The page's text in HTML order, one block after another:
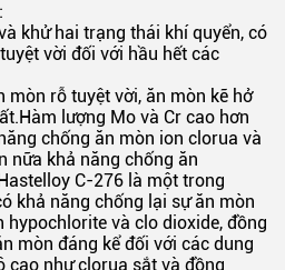
khử hai trạng thái khí quyển, có
vời đối với hầu hết các
mòn rỗ tuyệt vời, ăn mòn kẽ hở
lượng Mo và Cr cao hơn
chống ăn mòn ion clorua và
nữa khả năng chống ăn
C-276 là một trong
khả năng chống lại sự ăn mòn
hypochlorite và clo dioxide, đồng
mòn đáng kể đối với các dung
cao như clorua sắt và đồng